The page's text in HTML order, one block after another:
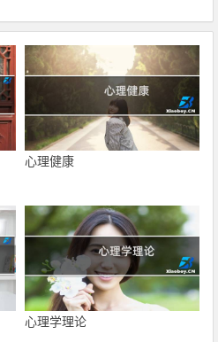
心理健康
心理学理论